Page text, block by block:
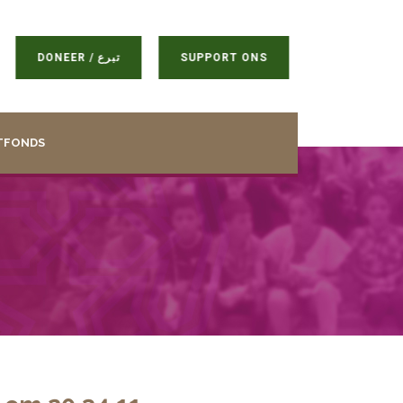
DONEER / تبرع SUPPORT ONS